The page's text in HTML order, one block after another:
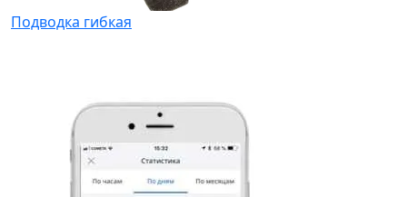
Подводка гибкая